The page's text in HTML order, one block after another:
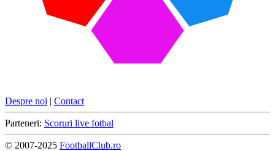
Despre noi | Contact
Parteneri: Scoruri live fotbal
© 2007-2025 FootballClub.ro